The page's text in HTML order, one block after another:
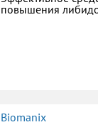
повышения
Biomanix